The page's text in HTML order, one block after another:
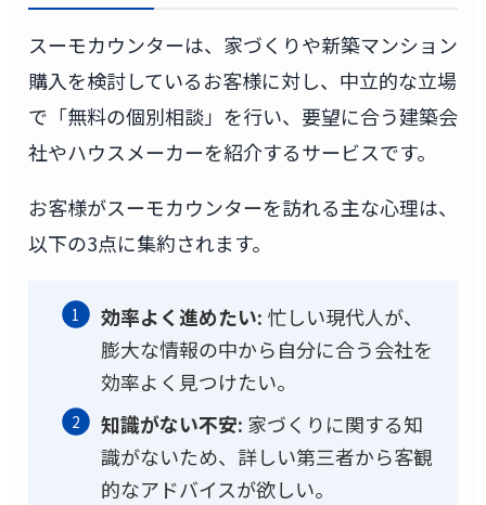
スーモカウンターは、家づくりや新築マンション
購入を検討しているお客様に対し、中立的な立場
で「無料の個別相談」を行い、要望に合う建築会
社やハウスメーカーを紹介するサービスです。
お客様がスーモカウンターを訪れる主な心理は、
以下の3点に集約されます。
効率よく進めたい: 忙しい現代人が、
膨大な情報の中から自分に合う会社を
効率よく見つけたい。
知識がない不安: 家づくりに関する知
識がないため、詳しい第三者から客観
的なアドバイスが欲しい。